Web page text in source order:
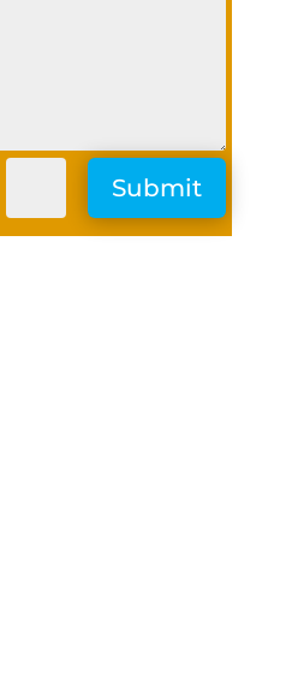
Submit